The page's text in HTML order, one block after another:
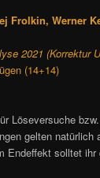
Frolkin, Werner
2021 (Korrektur
(14+14)
Löseversuche
gelten natürlich
Endeffekt solltet ihr